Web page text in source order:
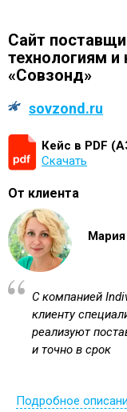
Сайт
технологиям
«Совзонд»
sovzond.ru
Кейс в PDF
Скачать
От клиента
Мария
С компанией
клиенту
реализуют
и точно в срок
Подробное